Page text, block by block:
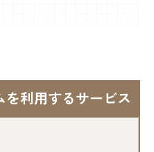
を利用するサービス